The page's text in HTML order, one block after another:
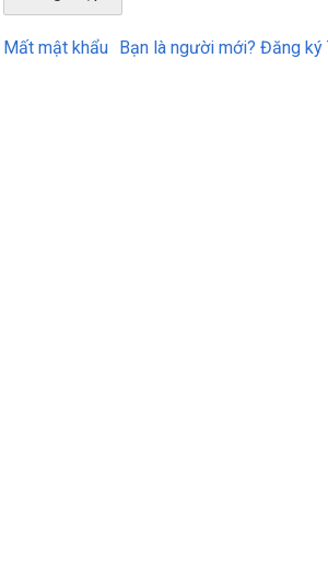
Mất mật khẩu Bạn là người mới? Đăng ký